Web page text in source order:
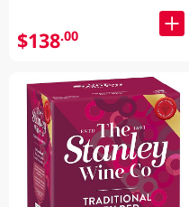
$138.00